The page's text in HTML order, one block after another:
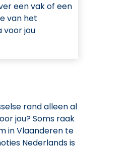
een vak of een
van het
voor jou
rand alleen al
jou? Soms raak
in Vlaanderen te
Nederlands is